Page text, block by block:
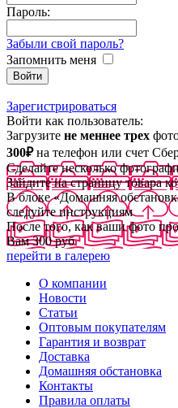
Пароль:
Забыли свой пароль?
Запомнить меня
Зарегистрироваться
Войти как пользователь:
Загрузите не меннее трех
300₽на телефон или счет
Сделайте несколько
Зайдите на страницу товара
В блоке «Домашняя
следуйте инструкциям
После того, как ваши фото
Вам 300 руб
перейти в галерею
О компании
Новости
Статьи
Оптовым покупателям
Гарантия и возврат
Доставка
Домашняя обстановка
Контакты
Правила оплаты